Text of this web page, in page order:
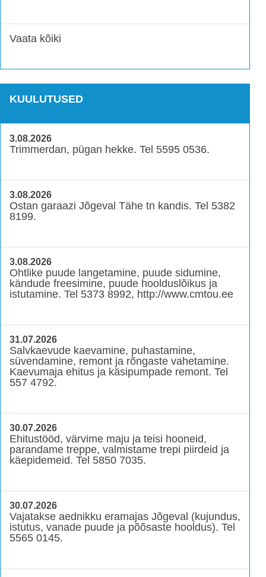
Vaata kõiki
KUULUTUSED
3.08.2026
Trimmerdan, pügan hekke. Tel 5595 0536.
3.08.2026
Ostan garaazi Jõgeval Tähe tn kandis. Tel 5382
8199.
3.08.2026
Ohtlike puude langetamine, puude sidumine,
kändude freesimine, puude hoolduslõikus ja
istutamine. Tel 5373 8992, http://www.cmtou.ee
31.07.2026
Salvkaevude kaevamine, puhastamine,
süvendamine, remont ja rõngaste vahetamine.
Kaevumaja ehitus ja käsipumpade remont. Tel
557 4792.
30.07.2026
Ehitustööd, värvime maju ja teisi hooneid,
parandame treppe, valmistame trepi piirdeid ja
käepidemeid. Tel 5850 7035.
30.07.2026
Vajatakse aednikku eramajas Jõgeval (kujundus,
istutus, vanade puude ja põõsaste hooldus). Tel
5565 0145.